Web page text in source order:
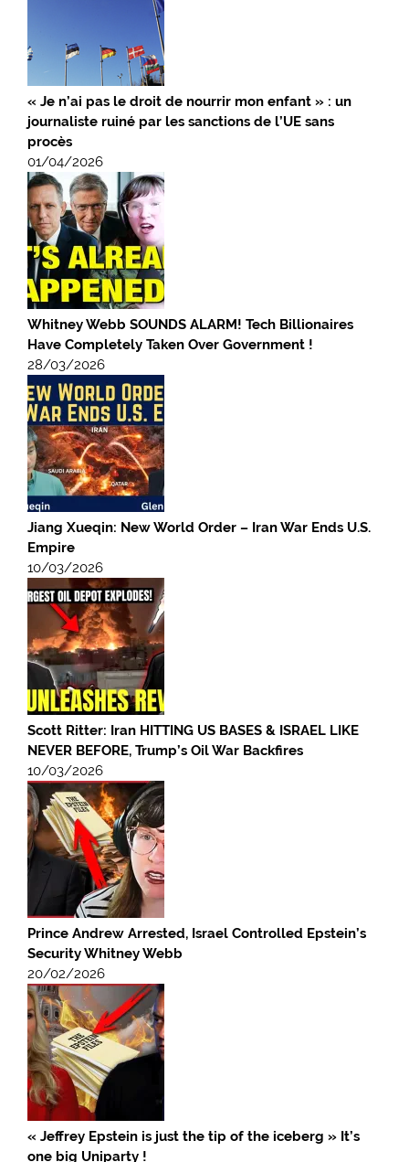
« Je n’ai pas le droit de nourrir mon enfant » : un
journaliste ruiné par les sanctions de l’UE sans
procès
01/04/2026
Whitney Webb SOUNDS ALARM! Tech Billionaires
Have Completely Taken Over Government !
28/03/2026
Jiang Xueqin: New World Order – Iran War Ends U.S.
Empire
10/03/2026
Scott Ritter: Iran HITTING US BASES & ISRAEL LIKE
NEVER BEFORE, Trump’s Oil War Backfires
10/03/2026
Prince Andrew Arrested, Israel Controlled Epstein’s
Security Whitney Webb
20/02/2026
« Jeffrey Epstein is just the tip of the iceberg » It’s
one big Uniparty !